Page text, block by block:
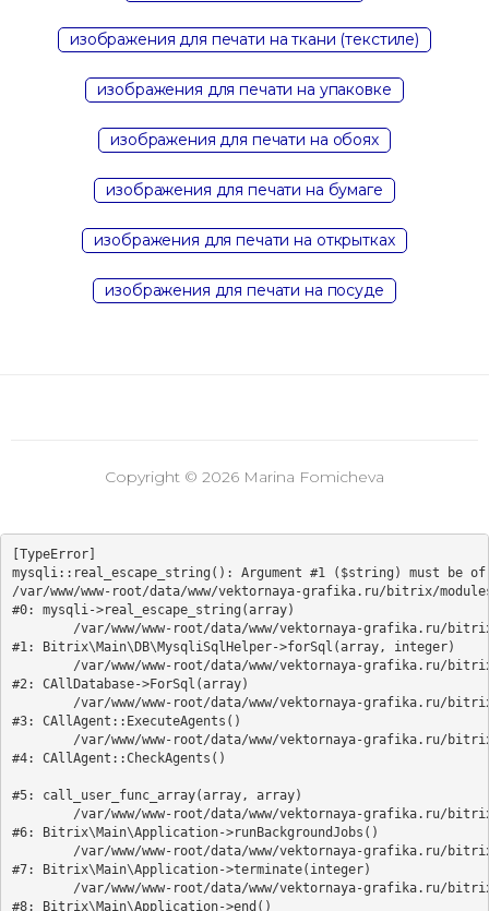
изображения для печати на ткани (текстиле)
изображения для печати на упаковке
изображения для печати на обоях
изображения для печати на бумаге
изображения для печати на открытках
изображения для печати на посуде
Copyright © 2026 Marina Fomicheva
[TypeError]
mysqli::real_escape_string(): Argument #1 ($string) must be
/var/www/www-root/data/www/vektornaya-grafika.ru/bitrix/
#0: mysqli->real_escape_string(array)
#1: Bitrix\Main\DB\MysqliSqlHelper->forSql(array, integer)
#2: CAllDatabase->ForSql(array)
#3: CAllAgent::ExecuteAgents()
#4: CAllAgent::CheckAgents()
#5: call_user_func_array(array, array)
#6: Bitrix\Main\Application->runBackgroundJobs()
#7: Bitrix\Main\Application->terminate(integer)
#8: Bitrix\Main\Application->end()